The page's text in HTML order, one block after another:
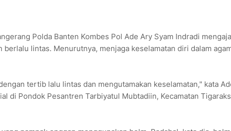
Polda Banten Kombes Pol Ade Ary Syam Indradi
lintas. Menurutnya, menjaga keselamatan diri dalam
tertib lalu lintas dan mengutamakan keselamatan," kata
di Pondok Pesantren Tarbiyatul Mubtadiin, Kecamatan